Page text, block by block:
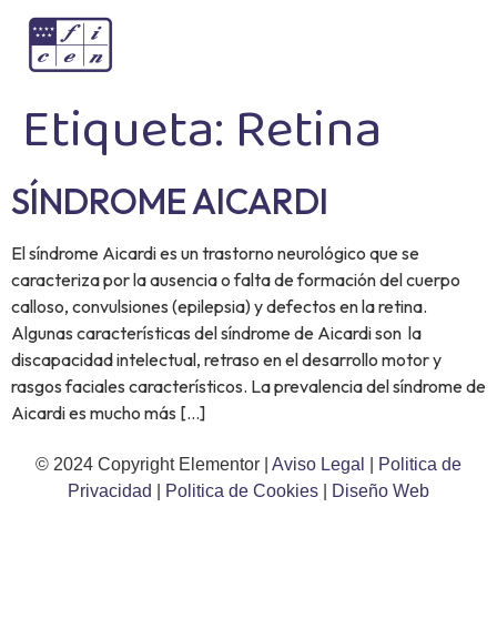
Etiqueta: Retina
SÍNDROME AICARDI
El síndrome Aicardi es un trastorno neurológico que se
caracteriza por la ausencia o falta de formación del cuerpo
calloso, convulsiones (epilepsia) y defectos en la retina.
Algunas características del síndrome de Aicardi son la
discapacidad intelectual, retraso en el desarrollo motor y
rasgos faciales característicos. La prevalencia del síndrome de
Aicardi es mucho más […]
© 2024 Copyright Elementor | Aviso Legal
Politica de
Privacidad
Politica de Cookies Diseño Web